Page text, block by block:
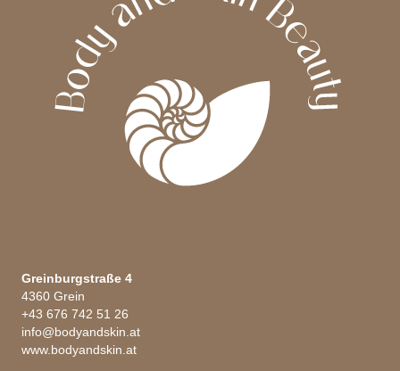
Produktseite
gewählt
werden
Greinburgstraße 4
4360 Grein
+43 676 742 51 26
info@bodyandskin.at
www.bodyandskin.at